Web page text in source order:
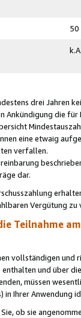
50
drei Jahren
Ankündigung die
eine etwaig
verfallen.
dar.
Vergütung zu
Teilnahme
vollständigen
und über
müssen
in Ihrer Anwendung
ob sie